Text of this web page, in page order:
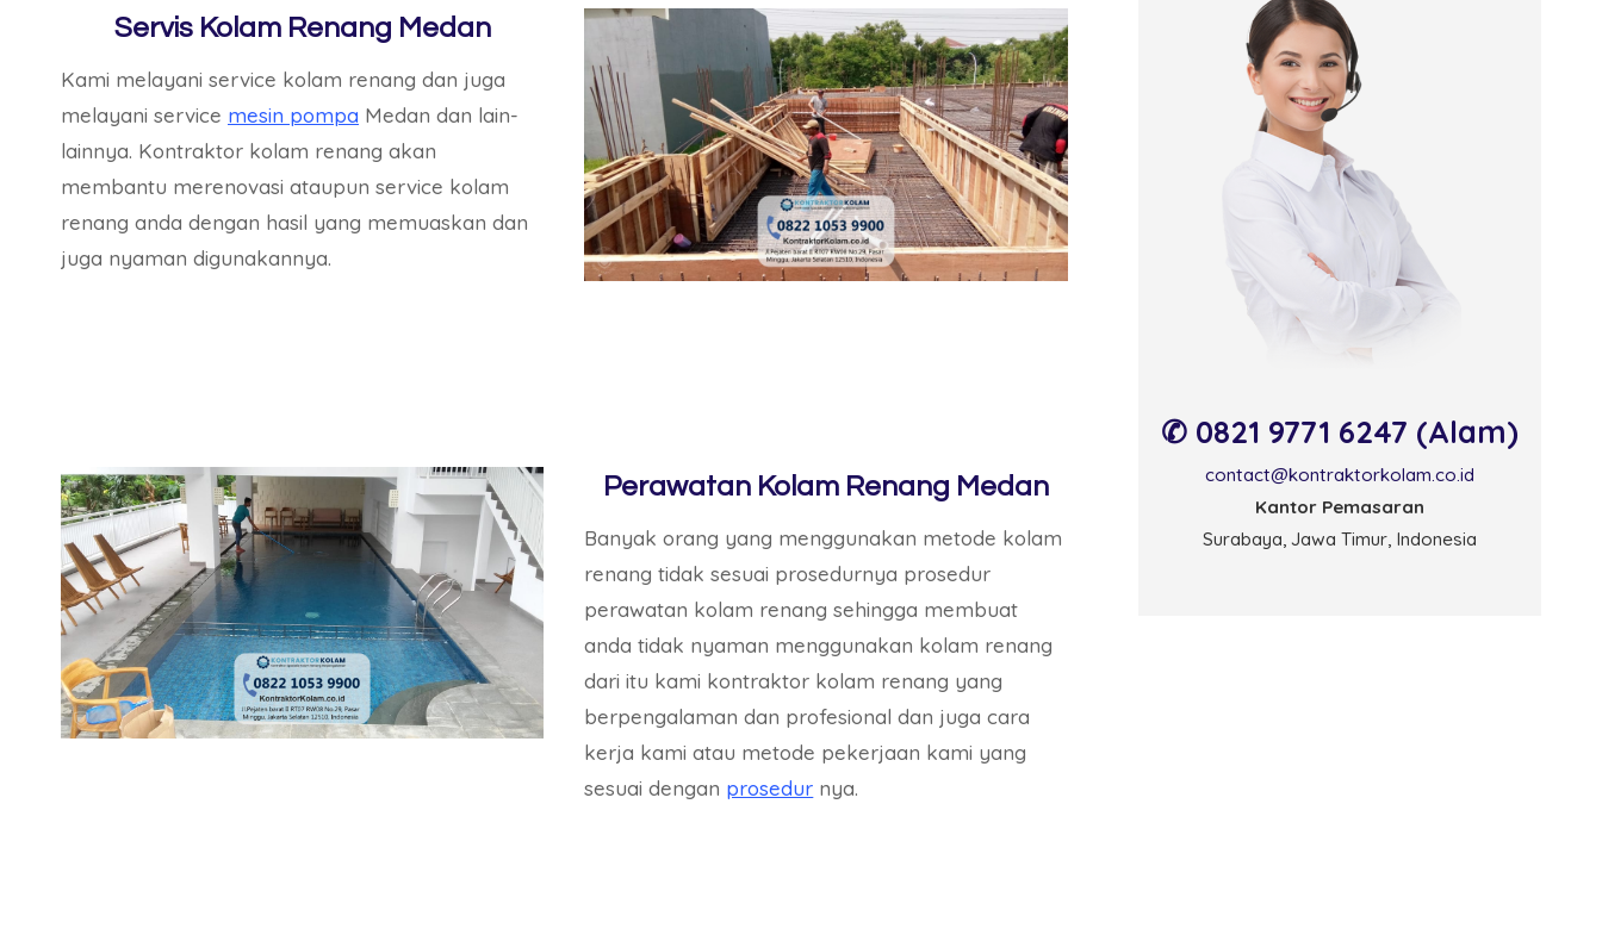
Servis Kolam Renang Medan
Kami melayani service kolam renang dan juga
melayani service mesin pompa Medan dan lain-
lainnya. Kontraktor kolam renang akan
membantu merenovasi ataupun service kolam
renang anda dengan hasil yang memuaskan dan
juga nyaman digunakannya.
Perawatan Kolam Renang Medan
Banyak orang yang menggunakan metode kolam
renang tidak sesuai prosedurnya prosedur
perawatan kolam renang sehingga membuat
anda tidak nyaman menggunakan kolam renang
dari itu kami kontraktor kolam renang yang
berpengalaman dan profesional dan juga cara
kerja kami atau metode pekerjaan kami yang
sesuai dengan prosedur nya.
✆ 0821 9771 6247 (Alam)
contact@kontraktorkolam.co.id
Kantor Pemasaran
Surabaya, Jawa Timur, Indonesia